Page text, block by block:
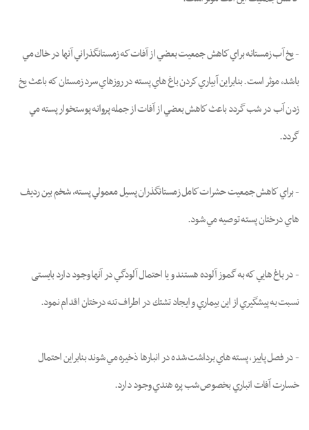
- يخ آب زمستانه براي كاهش جمعيت بعضي از آفات كه زمستانگذراني آنها در خاك مي
باشد، موثر است. بنابراين آبياري كردن باغ هاي پسته در روزهاي سرد زمستان كه باعث يخ
زدن آب در شب گردد باعث كاهش بعضي از آفات از جمله پروانه پوستخوار پسته مي
گردد.
- براي كاهش جمعيت حشرات كامل زمستانگذران پسيل معمولي پسته، شخم بين رديف
هاي درختان پسته توصيه مي شود.
- در باغ هايي كه به گموز آلوده هستند و يا احتمال آلودگي در آنها وجود دارد بایستی
نسبت به پيشگيري از اين بيماري و ايجاد تشتك در اطراف تنه درختان اقدام نمود.
- در فصل پاییز، پسته هاي برداشت شده در انبارها ذخيره مي شوند بنابراين احتمال
خسارت آفات انباري بخصوص شب پره هندي وجود دارد.